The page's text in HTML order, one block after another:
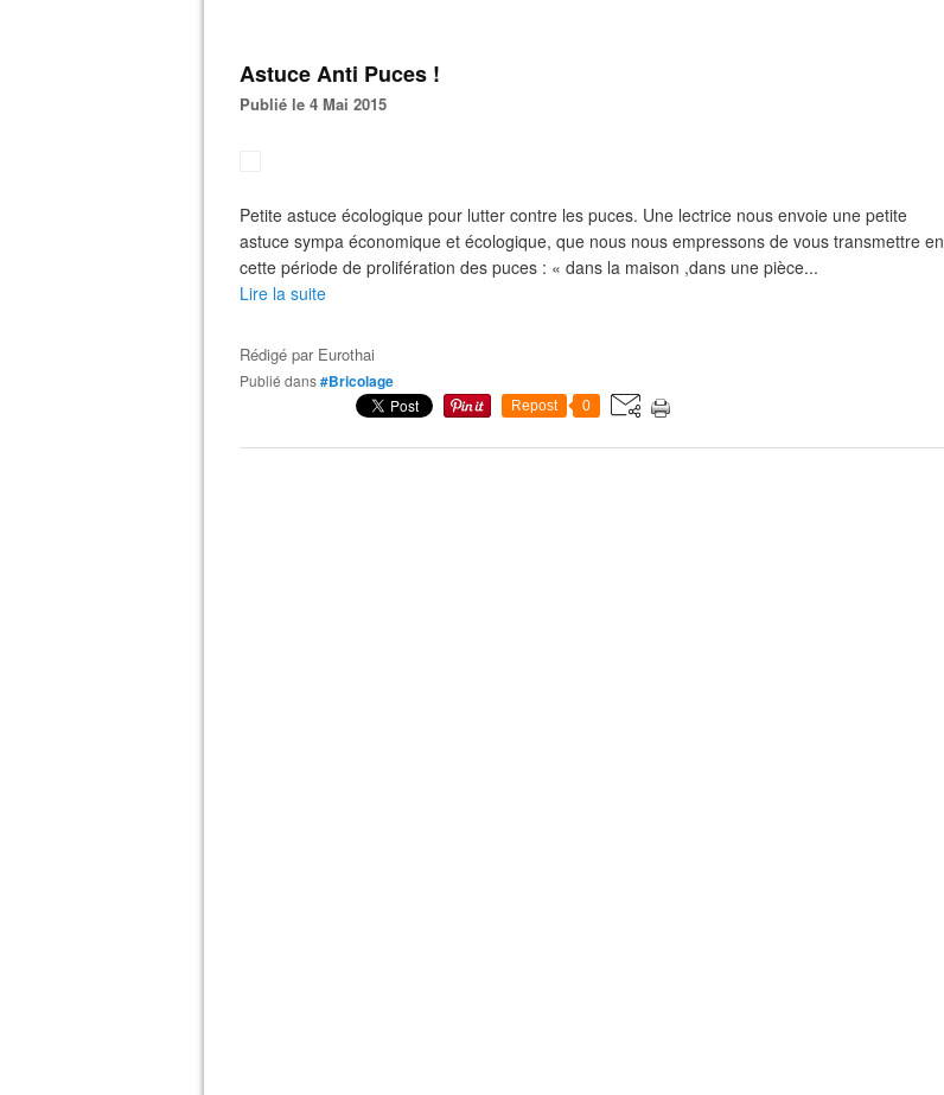
Astuce Anti Puces !
Publié le 4 Mai 2015
Petite astuce écologique pour lutter contre les puces. Une lectrice nous envoie une petite
astuce sympa économique et écologique, que nous nous empressons de vous transmettre en
cette période de prolifération des puces : « dans la maison ,dans une pièce...
Lire la suite
Rédigé par Eurothai
Publié dans#Bricolage
Repost 0